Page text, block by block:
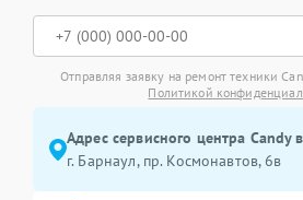
Отправляя заявку на ремонт техники
Политикой
Адрес сервисного центра Candy
г. Барнаул, ​пр. Космонавтов, 6в